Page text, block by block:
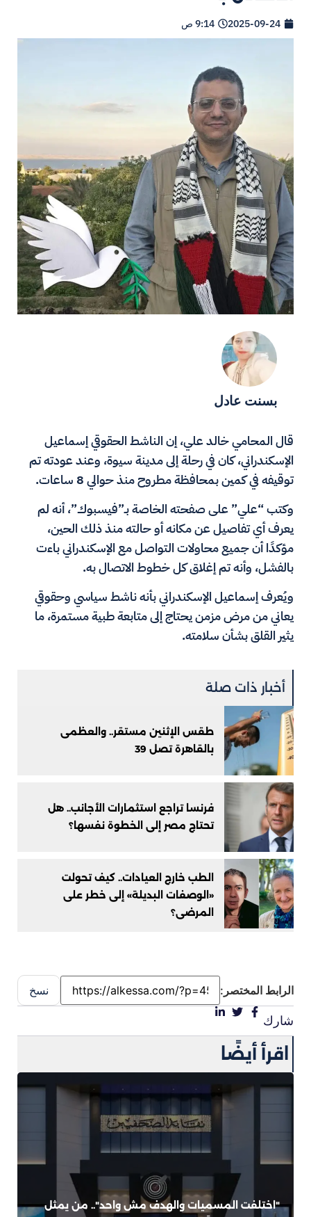
2025-09-24 9:14 ص
بسنت عادل
قال المحامي خالد علي، إن الناشط الحقوقي إسماعيل
الإسكندراني، كان في رحلة إلى مدينة سيوة، وعند عودته تم
توقيفه في كمين بمحافظة مطروح منذ حوالي 8 ساعات.
وكتب “علي” على صفحته الخاصة بـ”فيسبوك”، أنه لم
يعرف أي تفاصيل عن مكانه أو حالته منذ ذلك الحين،
مؤكدًا أن جميع محاولات التواصل مع الإسكندراني باءت
بالفشل، وأنه تم إغلاق كل خطوط الاتصال به.
ويُعرف إسماعيل الإسكندراني بأنه ناشط سياسي وحقوقي
يعاني من مرض مزمن يحتاج إلى متابعة طبية مستمرة، ما
يثير القلق بشأن سلامته.
أخبار ذات صلة
طقس الإثنين مستقر.. والعظمى
بالقاهرة تصل 39
فرنسا تراجع استثمارات الأجانب.. هل
تحتاج مصر إلى الخطوة نفسها؟
الطب خارج العيادات.. كيف تحولت
«الوصفات البديلة» إلى خطر على
المرضى؟
الرابط المختصر: نسخ
شارك
اقرأ أيضًا
"اختلفت المسميات والهدف مش واحد".. من يمثل